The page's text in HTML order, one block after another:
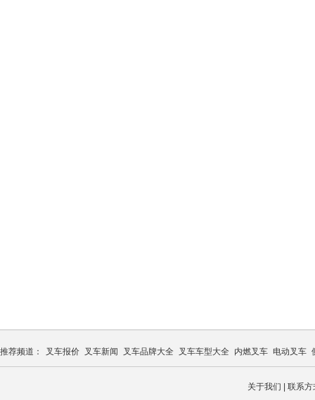
推荐频道： 叉车报价 叉车新闻 叉车品牌大全 叉车车型大全 内燃叉车 电动叉车
关于我们 联系方